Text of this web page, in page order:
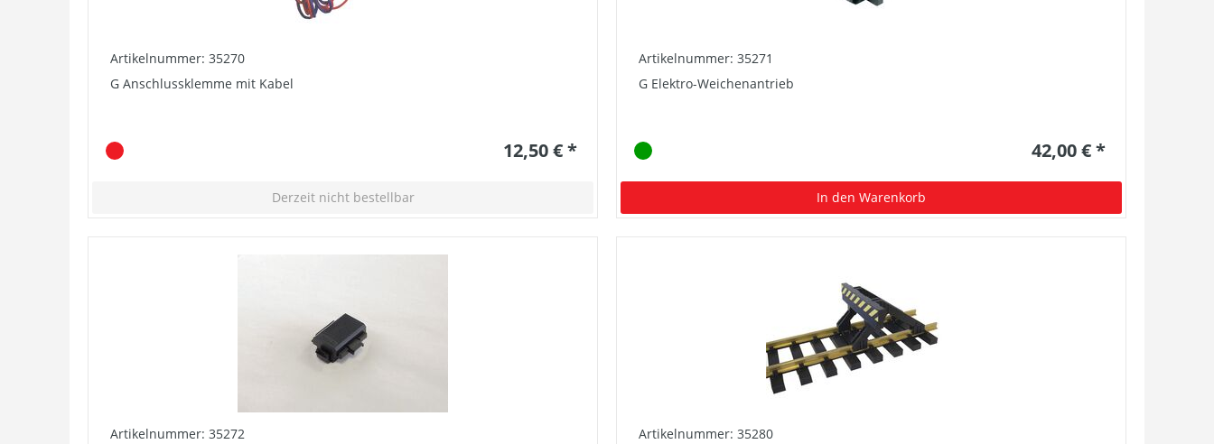
Artikelnummer: 35270
G Anschlussklemme mit Kabel
12,50 € *
Derzeit nicht bestellbar
Artikelnummer: 35271
G Elektro-Weichenantrieb
42,00 € *
In den Warenkorb
Artikelnummer: 35272
Artikelnummer: 35280